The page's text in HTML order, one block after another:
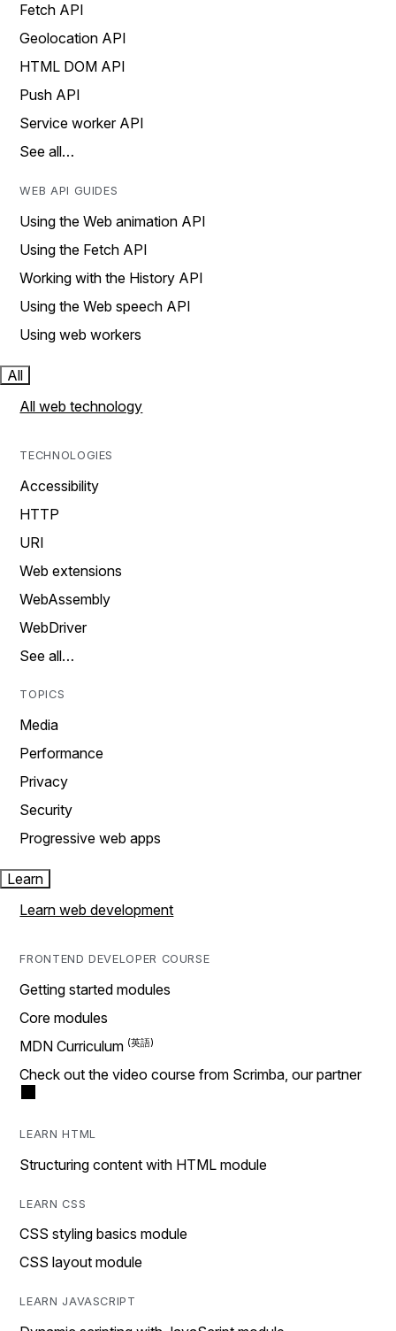
Fetch API
Geolocation API
HTML DOM API
Push API
Service worker API
See all…
WEB API GUIDES
Using the Web animation API
Using the Fetch API
Working with the History API
Using the Web speech API
Using web workers
All
All web technology
TECHNOLOGIES
Accessibility
HTTP
URI
Web extensions
WebAssembly
WebDriver
See all…
TOPICS
Media
Performance
Privacy
Security
Progressive web apps
Learn
Learn web development
FRONTEND DEVELOPER COURSE
Getting started modules
Core modules
MDN Curriculum
Check out the video course from Scrimba, our partner
LEARN HTML
Structuring content with HTML module
LEARN CSS
CSS styling basics module
CSS layout module
LEARN JAVASCRIPT